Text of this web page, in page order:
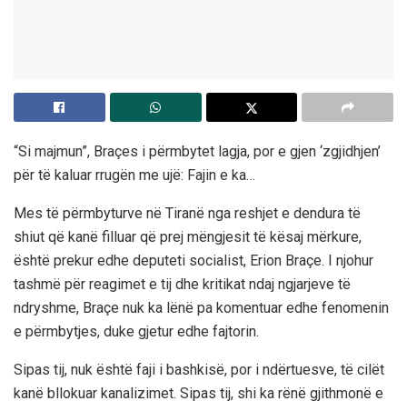
“Si majmun”, Braçes i përmbytet lagja, por e gjen ‘zgjidhjen’
për të kaluar rrugën me ujë: Fajin e ka…
Mes të përmbyturve në Tiranë nga reshjet e dendura të
shiut që kanë filluar që prej mëngjesit të kësaj mërkure,
është prekur edhe deputeti socialist, Erion Braçe. I njohur
tashmë për reagimet e tij dhe kritikat ndaj ngjarjeve të
ndryshme, Braçe nuk ka lënë pa komentuar edhe fenomenin
e përmbytjes, duke gjetur edhe fajtorin.
Sipas tij, nuk është faji i bashkisë, por i ndërtuesve, të cilët
kanë bllokuar kanalizimet. Sipas tij, shi ka rënë gjithmonë e